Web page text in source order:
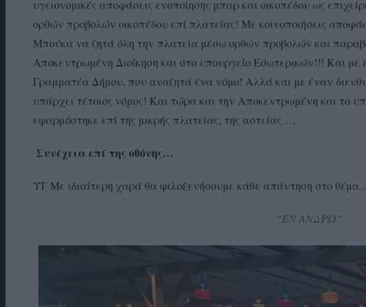
υγειονομικές αποφάσεις ενοποίησης μπαρ και οικοπέδου ως
ορθών προβολών οικοπέδου επί πλατείας! Με κοινοποιήσεις
Μπούκα να ζητά όλη την πλατεία μέσω ορθών προβολών και
Αποκεντρωμένη Διοίκηση και στο υπουργείο Εσωτερικών!!! Και με
Γραμματέα Δήμου, που αναζητά ένα νόμο! Αλλά και με έναν
υπάρχει τέτοιος νόμος! Και τώρα και την Αποκεντρωμένη και το
εφαρμόστηκε επί της μικρής πλατείας, της αστείας…,
Συνέχεια επί της οθόνης…
ΥΓ Με ιδιαίτερη χαρά θα φιλοξενήσουμε κάθε απάντηση στο
“ΕΝ ΑΝΔΡΩ”